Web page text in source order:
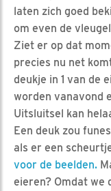
laten zich goed
om even de
Ziet er op dat
precies nu net
deukje in 1 van de
worden vanavond
Uitsluitsel kan
Een deuk zou
als er een
voor de beelden.
eieren? Omdat we